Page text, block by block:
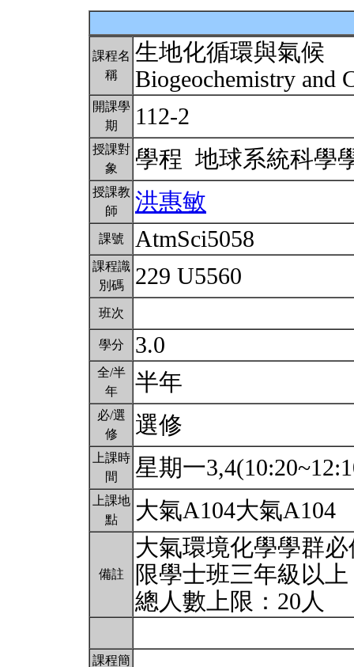
課程名
稱
生地化循環與氣候
Biogeochemistry and
開課學
期
112-2
授課對
象
學程 地球系統科學
授課教
師
洪惠敏
課號 AtmSci5058
課程識
別碼
229 U5560
班次
學分 3.0
全/半
年
半年
必/選
修
選修
上課時
間
星期一
上課地
點
大氣A104大氣A104
備註
大氣環境化學學群
限學士班三年級以上
總人數上限：20人
課程簡